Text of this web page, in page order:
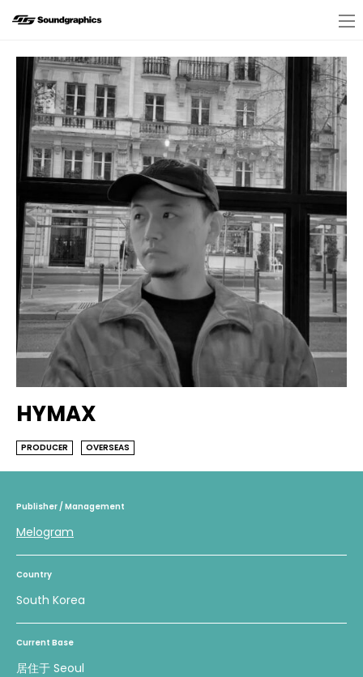
HYMAX
PRODUCER OVERSEAS
Publisher / Management
Melogram
Country
South Korea
Current Base
居住于 Seoul